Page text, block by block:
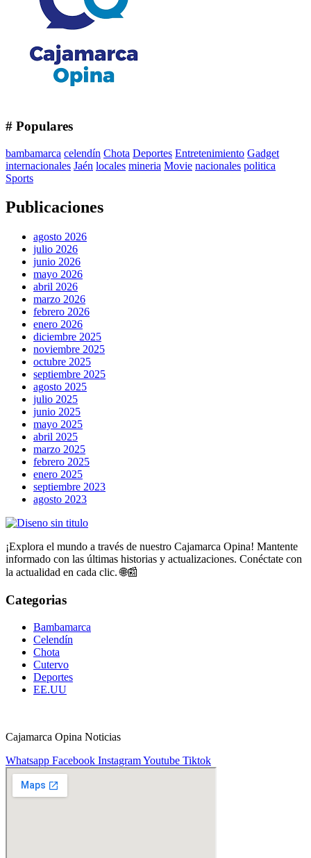
# Populares
bambamarca celendín Chota Deportes Entretenimiento Gadget
internacionales Jaén locales mineria Movie nacionales politica
Sports
Publicaciones
agosto 2026
julio 2026
junio 2026
mayo 2026
abril 2026
marzo 2026
febrero 2026
enero 2026
diciembre 2025
noviembre 2025
octubre 2025
septiembre 2025
agosto 2025
julio 2025
junio 2025
mayo 2025
abril 2025
marzo 2025
febrero 2025
enero 2025
septiembre 2023
agosto 2023
¡Explora el mundo a través de nuestro Cajamarca Opina! Mantente
informado con las últimas historias y actualizaciones. Conéctate con
la actualidad en cada clic. 🌐📰
Categorias
Bambamarca
Celendín
Chota
Cutervo
Deportes
EE.UU
Cajamarca Opina Noticias
Whatsapp Facebook InstagramYoutube Tiktok